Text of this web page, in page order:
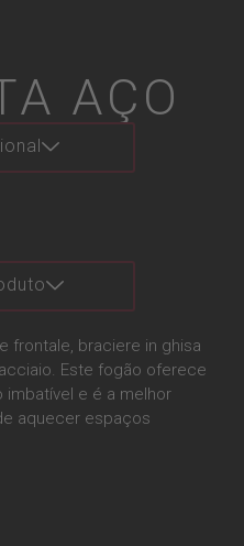
AÇO
frontale, braciere in ghisa
Este fogão oferece
imbatível e é a melhor
aquecer espaços